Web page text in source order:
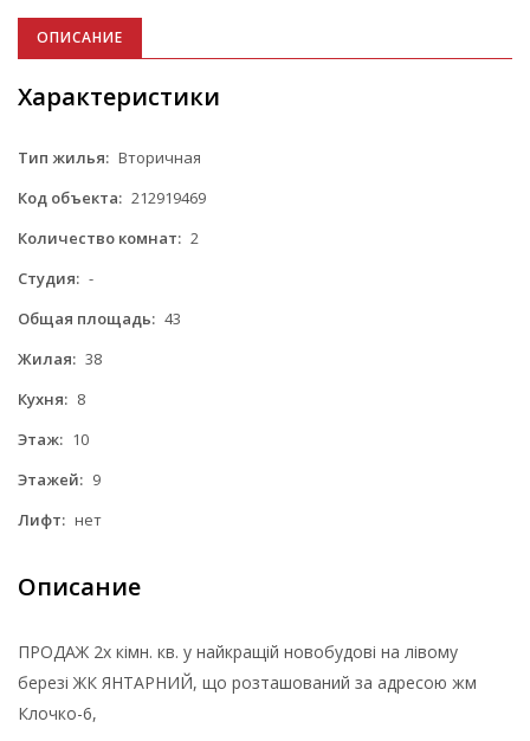
ОПИСАНИЕ
Характеристики
Тип жилья: Вторичная
Код объекта: 212919469
Количество комнат: 2
Студия: -
Общая площадь: 43
Жилая: 38
Кухня: 8
Этаж: 10
Этажей: 9
Лифт: нет
Описание
ПРОДАЖ 2х кімн. кв. у найкращій новобудові на лівому
березі ЖК ЯНТАРНИЙ, що розташований за адресою жм
Клочко-6,